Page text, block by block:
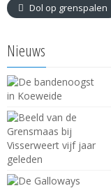
Dol op grenspalen
Nieuws